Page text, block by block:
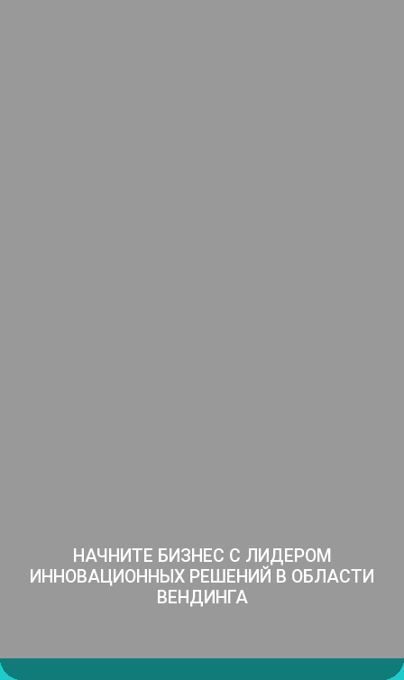
НАЧНИТЕ БИЗНЕС С ЛИДЕРОМ
ИННОВАЦИОННЫХ РЕШЕНИЙ В ОБЛАСТИ
ВЕНДИНГА